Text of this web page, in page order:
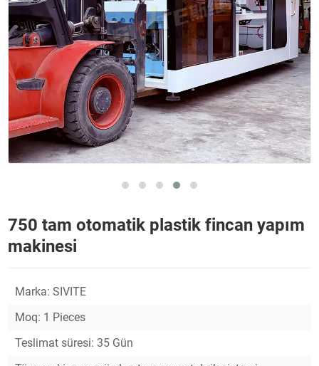
750 tam otomatik plastik fincan yapım
makinesi
Marka: SIVITE
Moq: 1 Pieces
Teslimat süresi: 35 Gün